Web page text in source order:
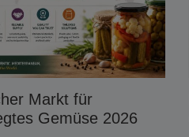
Markt für
Gemüse 2026